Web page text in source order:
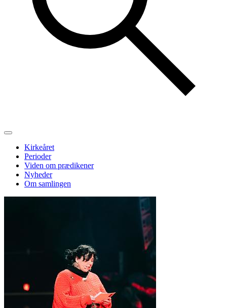
Kirkeåret
Perioder
Viden om prædikener
Nyheder
Om samlingen